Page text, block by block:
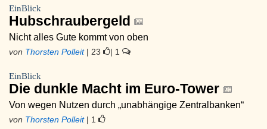
EinBlick
Hubschraubergeld
Nicht alles Gute kommt von oben
von Thorsten Polleit| 23 | 1
EinBlick
Die dunkle Macht im Euro-Tower
Von wegen Nutzen durch „unabhängige Zentralbanken“
von Thorsten Polleit| 1